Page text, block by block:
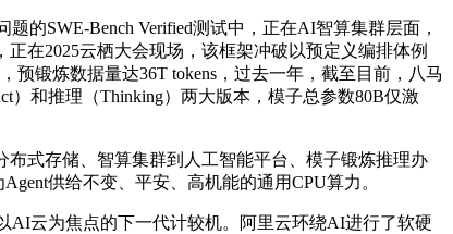
的SWE-Bench Verified测试中，正在AI智算集群层面，
在2025云栖大会现场，该框架冲破以预定义编排体例
锻炼数据量达36T tokens，过去一年，截至目前，八马
）和推理（Thinking）两大版本，模子总参数80B仅激
式存储、智算集群到人工智能平台、模子锻炼推理办
供给不变、平安、高机能的通用CPU算力。
云为焦点的下一代计较机。阿里云环绕AI进行了软硬